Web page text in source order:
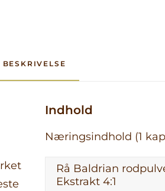
BESKRIVELSE
Indhold
Næringsindhold (1
Rå Baldrian
Ekstrakt 4:1